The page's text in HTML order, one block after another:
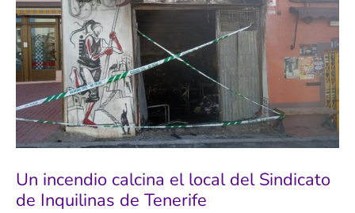
Un incendio calcina el local del Sindicato
de Inquilinas de Tenerife